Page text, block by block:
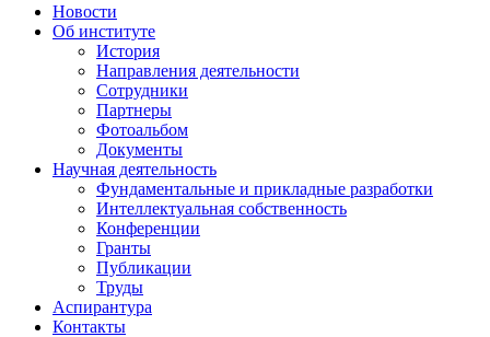
Новости
Об институте
История
Направления деятельности
Сотрудники
Партнеры
Фотоальбом
Документы
Научная деятельность
Фундаментальные и прикладные разработки
Интеллектуальная собственность
Конференции
Гранты
Публикации
Труды
Аспирантура
Контакты